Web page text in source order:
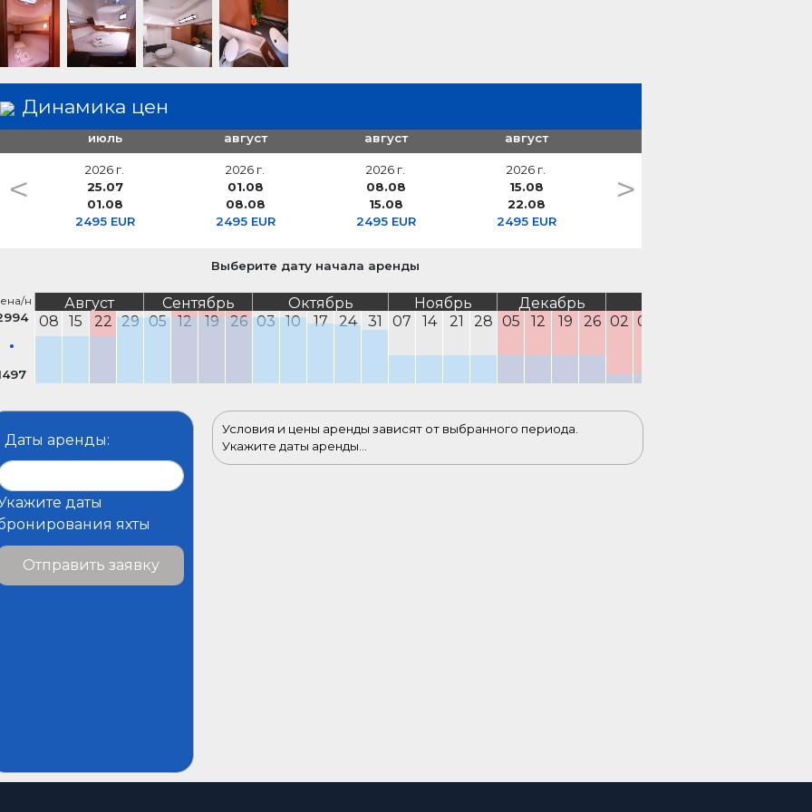
плот
инструментов для ремонта
жилеты
навигационные карты и путеводители
для навигации
арматура для приема на корабль с берега
Динамика цен
июль
2026 г.
25.07
01.08
2495 EUR
август
2026 г.
01.08
08.08
2495 EUR
август
2026 г.
08.08
15.08
2495 EUR
август
2026 г.
15.08
22.08
2495 EUR
< >
Выберите дату начала аренды
н Август Сентябрь Октябрь Ноябрь Декабрь
08
15 22 29 05 12 19 26 03 10 17 24 31 07 14 21 28 05 12 19 26 02 09
Даты аренды:
даты
яхты
Отправить заявку
Условия и цены аренды зависят от выбранного периода.
Укажите даты аренды...